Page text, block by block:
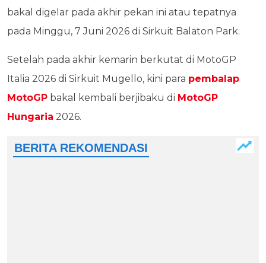
bakal digelar pada akhir pekan ini atau tepatnya
pada Minggu, 7 Juni 2026 di Sirkuit Balaton Park.
Setelah pada akhir kemarin berkutat di MotoGP
Italia 2026 di Sirkuit Mugello, kini para pembalap
MotoGP bakal kembali berjibaku di MotoGP
Hungaria 2026.